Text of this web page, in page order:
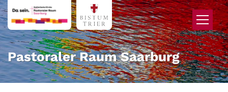
Zum Inhalt springen
Pastoraler Raum Saarburg